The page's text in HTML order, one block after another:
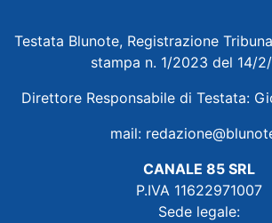
Testata Blunote, Registrazione
stampa n. 1/2023 del 14/
Direttore Responsabile di Testata:
mail:
CANALE 85 SRL
P.IVA 11622971007
Sede legale: